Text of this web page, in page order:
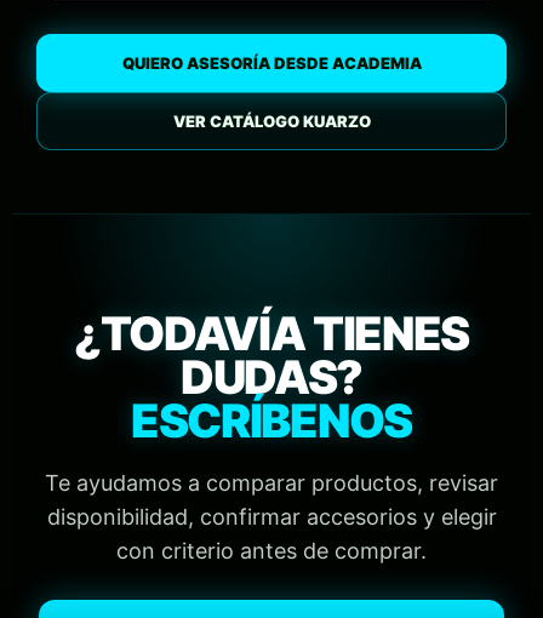
QUIERO ASESORÍA DESDE ACADEMIA
VER CATÁLOGO KUARZO
¿TODAVÍA TIENES
DUDAS?
ESCRÍBENOS
Te ayudamos a comparar productos, revisar
disponibilidad, confirmar accesorios y elegir
con criterio antes de comprar.